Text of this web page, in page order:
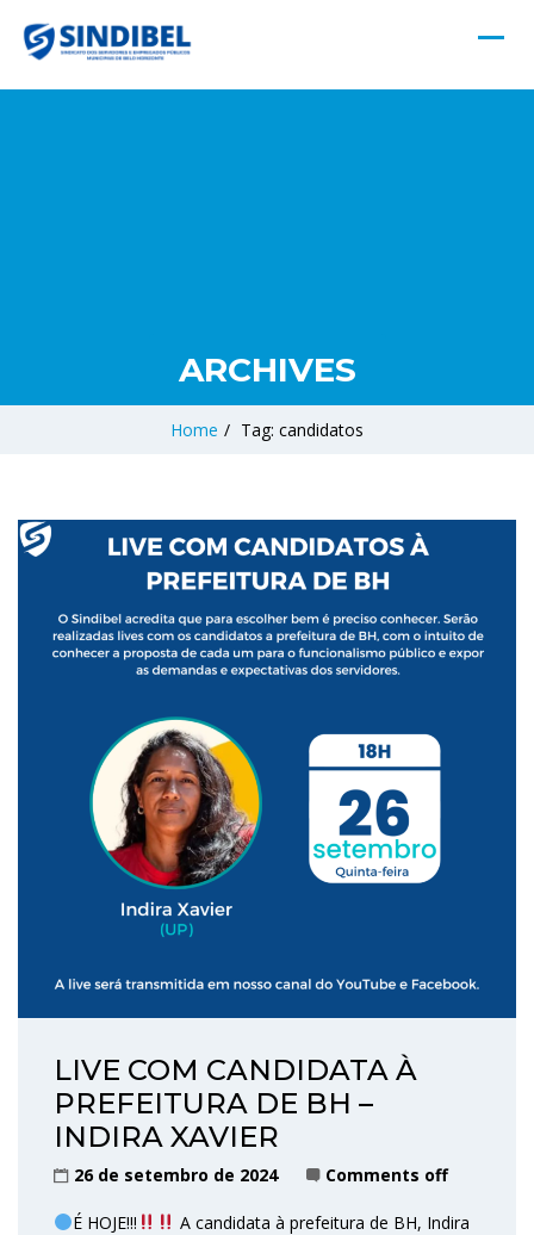
ARCHIVES
Home / Tag: candidatos
LIVE COM CANDIDATA À
PREFEITURA DE BH –
INDIRA XAVIER
26 de setembro de 2024 Comments off
É HOJE!!!
A candidata à prefeitura de BH, Indira